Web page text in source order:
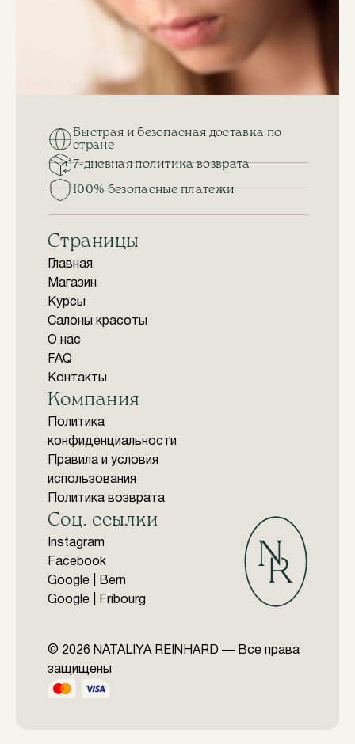
Быстрая и безопасная доставка по
стране
7-дневная политика возврата
100% безопасные платежи
Страницы
Главная
Магазин
Курсы
Салоны красоты
О нас
FAQ
Контакты
Компания
Политика
конфиденциальности
Правила и условия
использования
Политика возврата
Соц. ссылки
Instagram
Facebook
Google | Bern
Google | Fribourg
© 2026 NATALIYA REINHARD — Все права
защищены